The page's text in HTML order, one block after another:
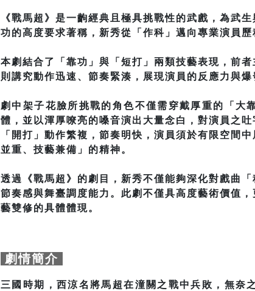
《戰馬超》是一齣經典且極具挑戰性的武戲，為武
功的高度要求著稱，新秀從「作科」邁向專業演員歷
本劇結合了「靠功」與「短打」兩類技藝表現，前
則講究動作迅速、節奏緊湊，展現演員的反應力與爆
劇中架子花臉所挑戰的角色不僅需穿戴厚重的「大
體，並以渾厚嘹亮的嗓音演出大量念白，對演員之
「開打」動作繁複，節奏明快，演員須於有限空間
並重、技藝兼備」的精神。
透過《戰馬超》的劇目，新秀不僅能夠深化對戲曲
節奏感與舞臺調度能力。此劇不僅具高度藝術價值
藝雙修的具體體現。
劇情簡介
三國時期，西涼名將馬超在潼關之戰中兵敗，無奈